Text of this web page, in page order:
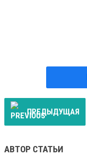
ПРЕДЫДУЩАЯ
АВТОР СТАТЬИ